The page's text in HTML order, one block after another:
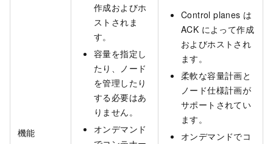
機能
作成およびホ
ストされま
す。
容量を指定し
たり、ノード
を管理したり
する必要はあ
りません。
オンデマンド
Control planes は
ACK によって作成
およびホストされ
ます。
柔軟な容量計画と
ノード仕様計画が
サポートされてい
ます。
オンデマンドでコ